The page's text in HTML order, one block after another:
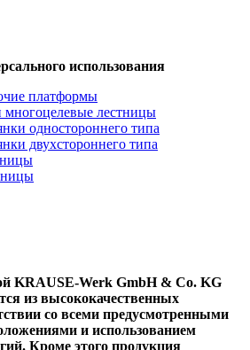
использования
платформы
многоцелевые лестницы
одностороннего типа
двухстороннего типа
KRAUSE-Werk GmbH & Со. KG
из высококачественных
со всеми предусмотренными
и использованием
Кроме этого продукция